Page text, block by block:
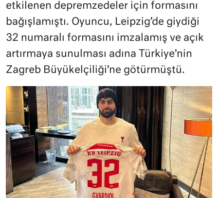
etkilenen depremzedeler için formasını
bağışlamıştı. Oyuncu, Leipzig’de giydiği
32 numaralı formasını imzalamış ve açık
artırmaya sunulması adına Türkiye’nin
Zagreb Büyükelçiliği’ne götürmüştü.